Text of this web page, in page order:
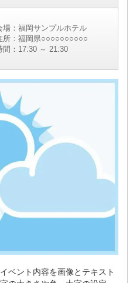
場：福岡サンプルホテル
所：福岡県○○○○○○○○○○
間：17:30 ～ 21:30
ベント内容を画像とテキスト